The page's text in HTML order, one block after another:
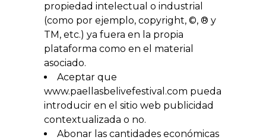
propiedad intelectual o industrial
(como por ejemplo, copyright, ©, ® y
TM, etc.) ya fuera en la propia
plataforma como en el material
asociado.
Aceptar que
www.paellasbelivefestival.com pueda
introducir en el sitio web publicidad
contextualizada o no.
Abonar las cantidades económicas